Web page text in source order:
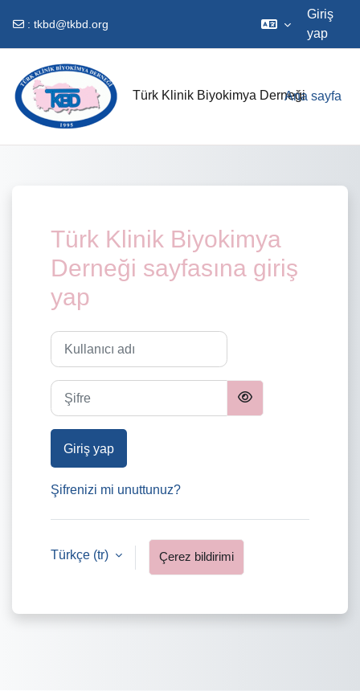
: tkbd@tkbd.org
Giriş
yap
Türk Klinik Biyokimya DerneğiAna sayfa
Türk Klinik Biyokimya
Derneği sayfasına giriş
yap
Kullanıcı adı
Şifre
Giriş yap
Şifrenizi mi unuttunuz?
Türkçe ‎(tr)‎ Çerez bildirimi